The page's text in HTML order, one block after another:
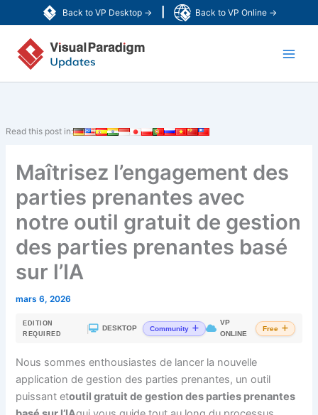
Back to VP Desktop → Back to VP Online →
au
contenu
Read this post in:
Maîtrisez l’engagement des
parties prenantes avec
notre outil gratuit de gestion
des parties prenantes basé
sur l’IA
mars 6, 2026
EDITION
REQUIRED
| DESKTOP Community
VP
ONLINE
Free
Nous sommes enthousiastes de lancer la nouvelle
application de gestion des parties prenantes, un outil
puissant etoutil gratuit de gestion des parties prenantes